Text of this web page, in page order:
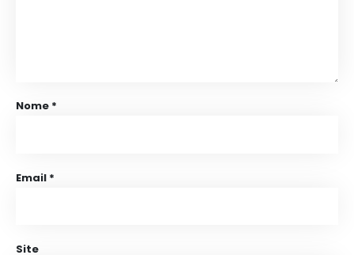
Nome *
Email *
Site